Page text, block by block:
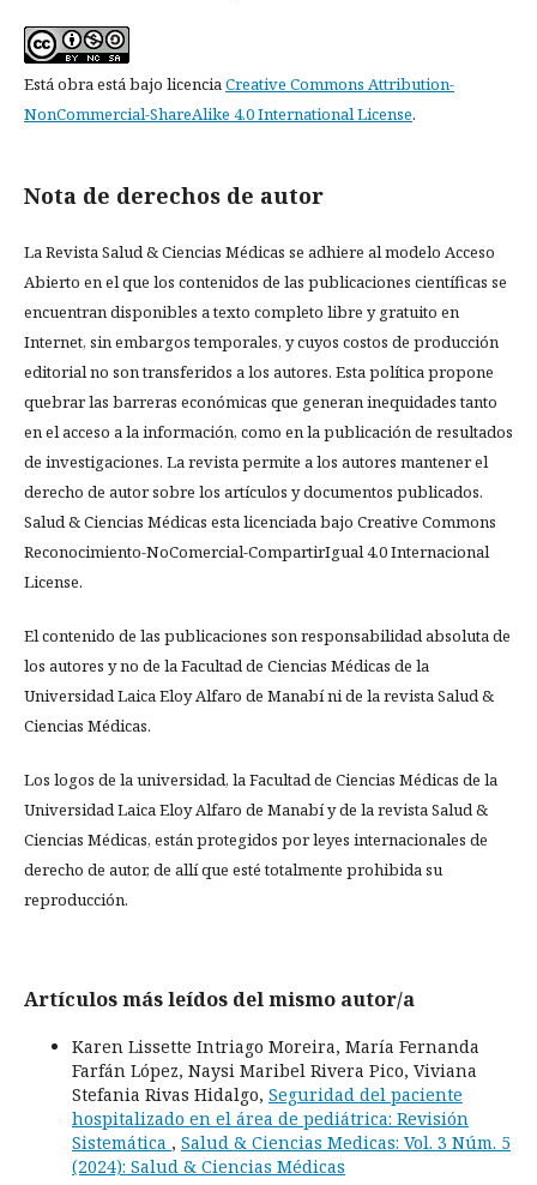
Está obra está bajo licenciaCreative Commons Attribution-
NonCommercial-ShareAlike 4.0 International License.
Nota de derechos de autor
La Revista Salud & Ciencias Médicas se adhiere al modelo Acceso
Abierto en el que los contenidos de las publicaciones científicas se
encuentran disponibles a texto completo libre y gratuito en
Internet, sin embargos temporales, y cuyos costos de producción
editorial no son transferidos a los autores. Esta política propone
quebrar las barreras económicas que generan inequidades tanto
en el acceso a la información, como en la publicación de resultados
de investigaciones. La revista permite a los autores mantener el
derecho de autor sobre los artículos y documentos publicados.
Salud & Ciencias Médicas esta licenciada bajo Creative Commons
Reconocimiento-NoComercial-CompartirIgual 4.0 Internacional
License.
El contenido de las publicaciones son responsabilidad absoluta de
los autores y no de la Facultad de Ciencias Médicas de la
Universidad Laica Eloy Alfaro de Manabí ni de la revista Salud &
Ciencias Médicas.
Los logos de la universidad, la Facultad de Ciencias Médicas de la
Universidad Laica Eloy Alfaro de Manabí y de la revista Salud &
Ciencias Médicas, están protegidos por leyes internacionales de
derecho de autor, de allí que esté totalmente prohibida su
reproducción.
Artículos más leídos del mismo autor/a
Karen Lissette Intriago Moreira, María Fernanda
Farfán López, Naysi Maribel Rivera Pico, Viviana
Stefania Rivas Hidalgo, Seguridad del paciente
hospitalizado en el área de pediátrica: Revisión
Sistemática , Salud & Ciencias Medicas: Vol. 3 Núm. 5
(2024): Salud & Ciencias Médicas